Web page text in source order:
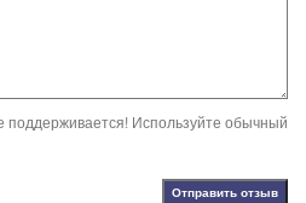
поддерживается! Используйте обычный
Отправить отзыв